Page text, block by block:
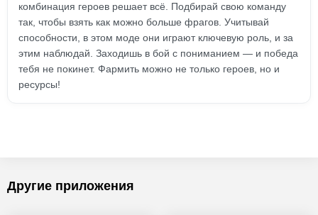
комбинация героев решает всё. Подбирай свою команду
так, чтобы взять как можно больше фрагов. Учитывай
способности, в этом моде они играют ключевую роль, и за
этим наблюдай. Заходишь в бой с пониманием — и победа
тебя не покинет. Фармить можно не только героев, но и
ресурсы!
Другие приложения